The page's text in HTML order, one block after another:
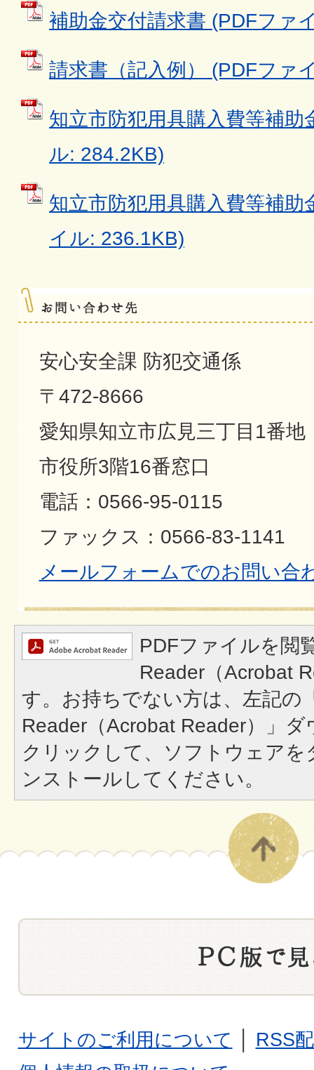
補助金交付請求書 (PDFファ
請求書（記入例） (PDFファ
知立市防犯用具購入費等補
ル: 284.2KB)
知立市防犯用具購入費等補助
イル: 236.1KB)
安心安全課 防犯交通係
〒472-8666
愛知県知立市広見三丁目1番地
市役所3階16番窓口
電話：0566-95-0115
ファックス：0566-83-1141
メールフォームでのお問い合
PDFファイルを閲
Reader（Acrobat
す。お持ちでない方は、左記の
Reader（Acrobat Reader）」
クリックして、ソフトウェア
ンストールしてください。
サイトのご利用について
RSS